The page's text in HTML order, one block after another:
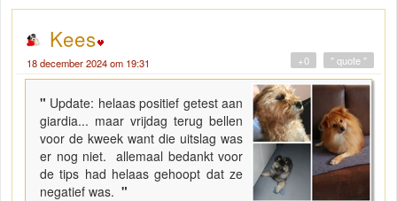
Kees
18 december 2024 om 19:31 " quote "
+0
" Update: helaas positief getest aan
giardia... maar vrijdag terug bellen
voor de kweek want die uitslag was
er nog niet. allemaal bedankt voor
de tips had helaas gehoopt dat ze
negatief was. "